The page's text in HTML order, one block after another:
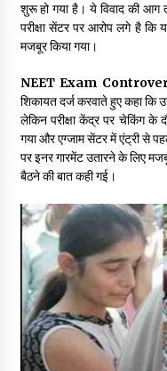
Thought
शुरू हो गया है। ये विवाद की
परीक्षा सेंटर पर आरोप लगे है कि
मजबूर किया गया।
NEET Exam
शिकायत दर्ज करवाते हुए कहा कि
लेकिन परीक्षा केंद्र पर चेकिंग के
गया और एग्जाम सेंटर में एंट्री से
पर इनर गारमेंट उतारने के लिए
बैठने की बात कही गई।